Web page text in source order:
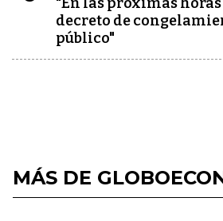
decreto de
público"
MÁS DE